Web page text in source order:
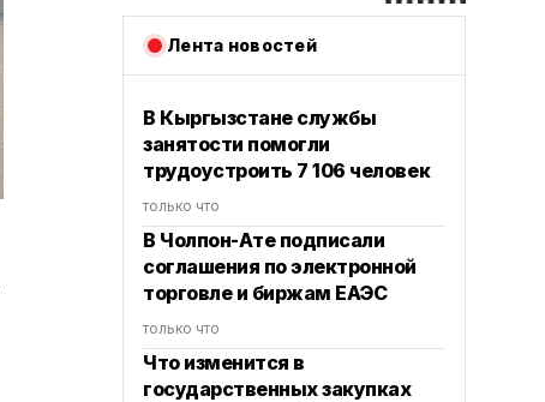
Лента новостей
В Кыргызстане службы
занятости помогли
трудоустроить 7 106 человек
только что
В Чолпон-Ате подписали
соглашения по электронной
торговле и биржам ЕАЭС
только что
Что изменится в
государственных закупках